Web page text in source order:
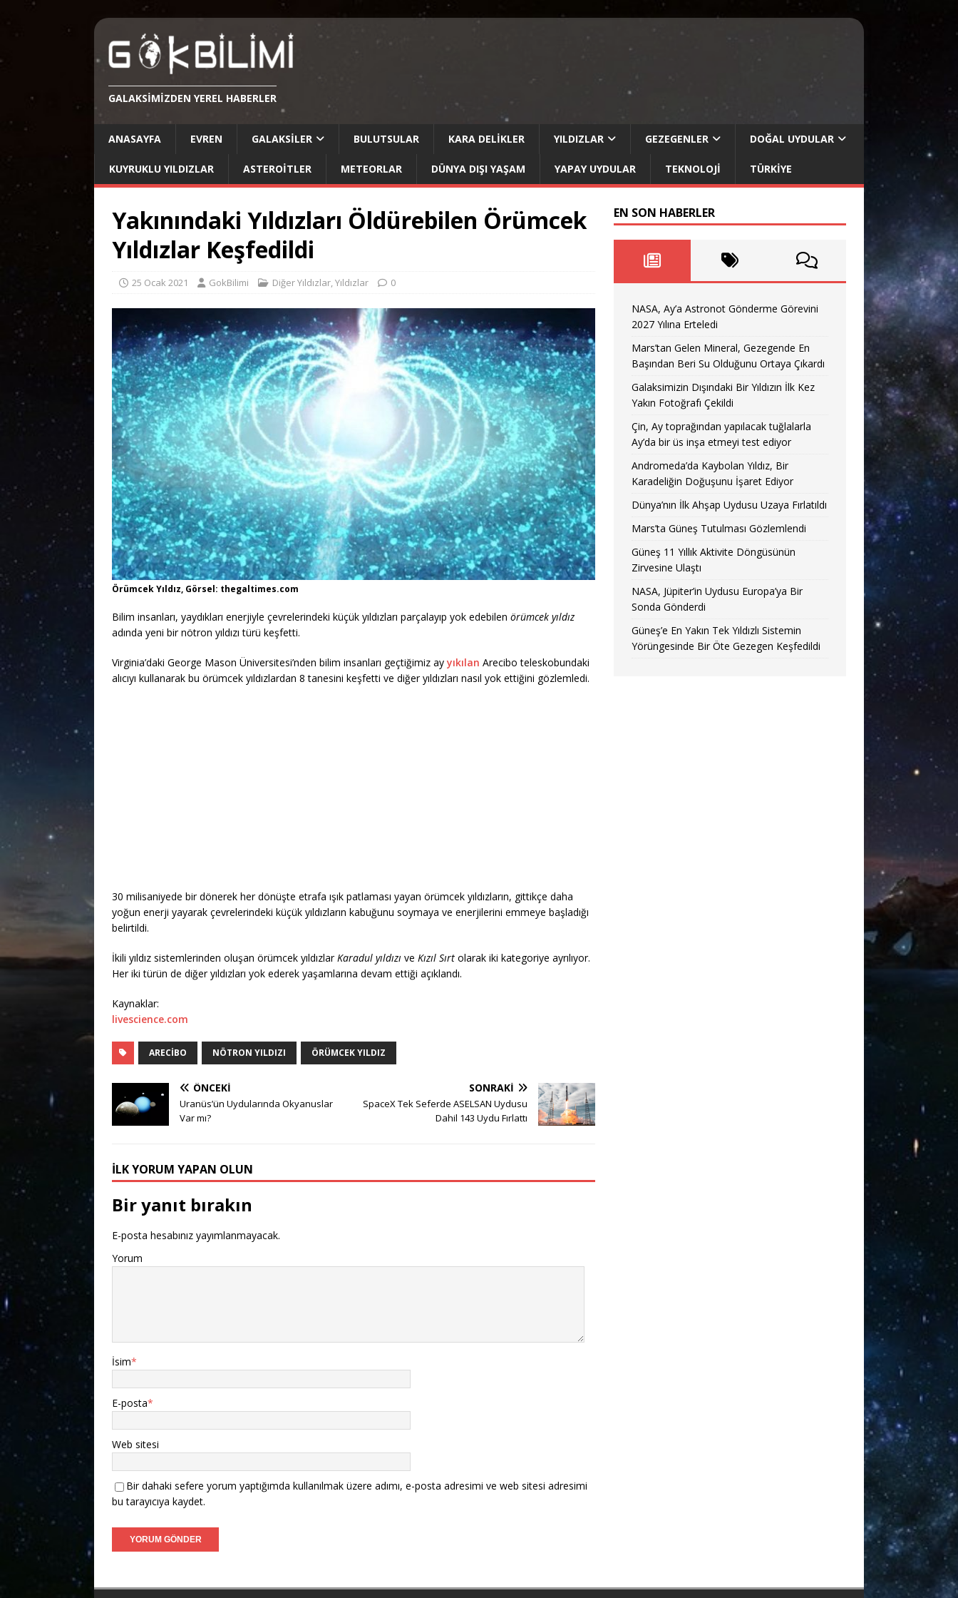
GALAKSIMIZDEN YEREL HABERLER
ANASAYFA EVREN GALAKSILER BULUTSULAR KARA DELIKLER YILDIZLAR GEZEGENLER DOĞAL UYDULAR
KUYRUKLU YILDIZLAR ASTEROITLER METEORLAR DÜNYA DIŞI YAŞAM YAPAY UYDULAR TEKNOLOJI TÜRKIYE
Yakınındaki Yıldızları Öldürebilen Örümcek
Yıldızlar Keşfedildi
25 Ocak 2021 GokBilimi Diğer Yıldızlar,Yıldızlar 0
Örümcek Yıldız, Görsel: thegaltimes.com
Bilim insanları, yaydıkları enerjiyle çevrelerindeki küçük yıldızları parçalayıp yok edebilen örümcek yıldız
adında yeni bir nötron yıldızı türü keşfetti.
Virginia’daki George Mason Üniversitesi’nden bilim insanları geçtiğimiz ay yıkılan Arecibo teleskobundaki
alıcıyı kullanarak bu örümcek yıldızlardan 8 tanesini keşfetti ve diğer yıldızları nasıl yok ettiğini gözlemledi.
30 milisaniyede bir dönerek her dönüşte etrafa ışık patlaması yayan örümcek yıldızların, gittikçe daha
yoğun enerji yayarak çevrelerindeki küçük yıldızların kabuğunu soymaya ve enerjilerini emmeye başladığı
belirtildi.
İkili yıldız sistemlerinden oluşan örümcek yıldızlarKaradul yıldızı ve Kızıl Sırt olarak iki kategoriye ayrılıyor.
Her iki türün de diğer yıldızları yok ederek yaşamlarına devam ettiği açıklandı.
Kaynaklar:
livescience.com
ARECIBO NÖTRON YILDIZI ÖRÜMCEK YILDIZ
ÖNCEKI
Uranüs’ün Uydularında Okyanuslar
Var mı?
SONRAKI
SpaceX Tek Seferde ASELSAN Uydusu
Dahil 143 Uydu Fırlattı
İLK YORUM YAPAN OLUN
Bir yanıt bırakın
E-posta hesabınız yayımlanmayacak.
Yorum
İsim*
E-posta*
Web sitesi
Bir dahaki sefere yorum yaptığımda kullanılmak üzere adımı, e-posta adresimi ve web sitesi adresimi
bu tarayıcıya kaydet.
EN SON HABERLER
NASA, Ay’a Astronot Gönderme Görevini
2027 Yılına Erteledi
Mars’tan Gelen Mineral, Gezegende En
Başından Beri Su Olduğunu Ortaya Çıkardı
Galaksimizin Dışındaki Bir Yıldızın İlk Kez
Yakın Fotoğrafı Çekildi
Çin, Ay toprağından yapılacak tuğlalarla
Ay’da bir üs inşa etmeyi test ediyor
Andromeda’da Kaybolan Yıldız, Bir
Karadeliğin Doğuşunu İşaret Ediyor
Dünya’nın İlk Ahşap Uydusu Uzaya Fırlatıldı
Mars’ta Güneş Tutulması Gözlemlendi
Güneş 11 Yıllık Aktivite Döngüsünün
Zirvesine Ulaştı
NASA, Jüpiter’in Uydusu Europa’ya Bir
Sonda Gönderdi
Güneş’e En Yakın Tek Yıldızlı Sistemin
Yörüngesinde Bir Öte Gezegen Keşfedildi